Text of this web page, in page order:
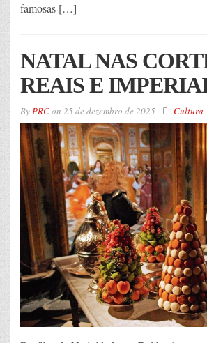
famosas […]
NATAL NAS
REAIS E
ByPRCon 25 de dezembro de 2025 Cultura